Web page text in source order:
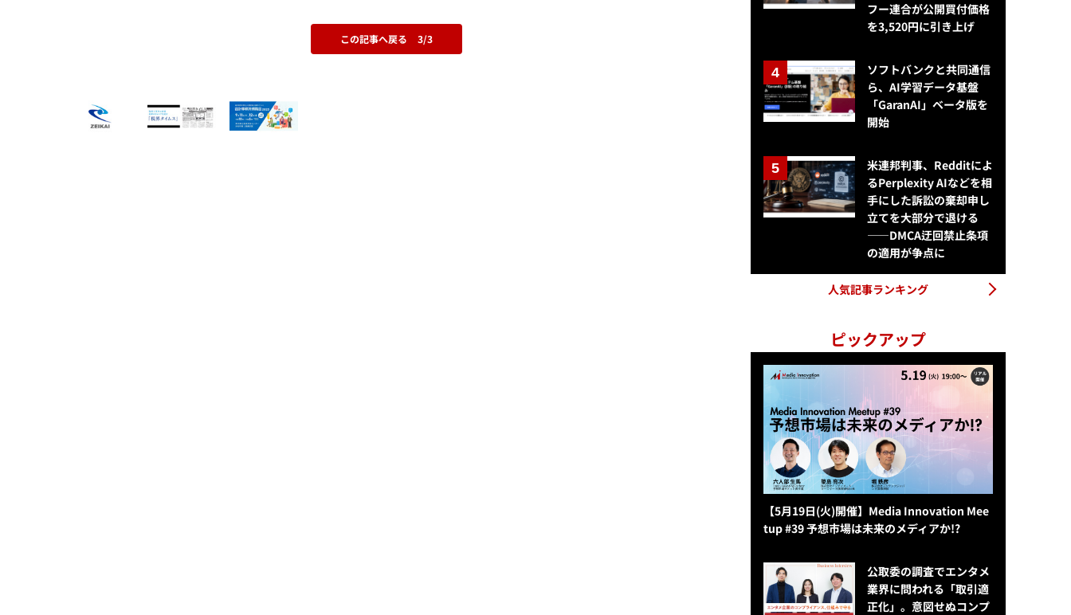
この記事へ戻る 3/3
フー連合が公開買付価格
を3,520円に引き上げ
ソフトバンクと共同通信
ら、AI学習データ基盤
「GaranAI」ベータ版を
開始
米連邦判事、Redditによ
るPerplexity AIなどを相
手にした訴訟の棄却申し
立てを大部分で退ける
——DMCA迂回禁止条項
の適用が争点に
人気記事ランキング
ピックアップ
【5月19日(火)開催】Media Innovation Mee
tup #39 予想市場は未来のメディアか!?
公​​取委の調査でエンタメ
業界に問われる「取引適
正化」。意図せぬコンプ